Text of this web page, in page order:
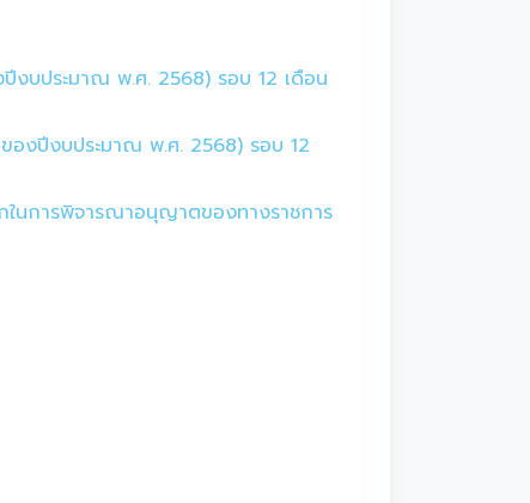
ปีงบประมาณ พ.ศ. 2568) รอบ 12 เดือน
ของปีงบประมาณ พ.ศ. 2568) รอบ 12
ในการพิจารณาอนุญาตของทางราชการ